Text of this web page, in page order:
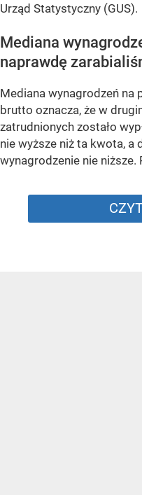
Urząd Statystyczny (GUS).
Mediana
naprawdę
Mediana wynagrodzeń na
brutto oznacza, że w
zatrudnionych zostało
nie wyższe niż ta kwota, a
wynagrodzenie nie